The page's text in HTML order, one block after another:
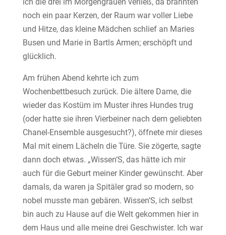
noch ein paar Kerzen, der Raum war voller Liebe
und Hitze, das kleine Mädchen schlief an Maries
Busen und Marie in Bartls Armen; erschöpft und
glücklich.
Am frühen Abend kehrte ich zum
Wochenbettbesuch zurück. Die ältere Dame, die
wieder das Kostüm im Muster ihres Hundes trug
(oder hatte sie ihren Vierbeiner nach dem geliebten
Chanel-Ensemble ausgesucht?), öffnete mir dieses
Mal mit einem Lächeln die Türe. Sie zögerte, sagte
dann doch etwas. „Wissen‘S, das hätte ich mir
auch für die Geburt meiner Kinder gewünscht. Aber
damals, da waren ja Spitäler grad so modern, so
nobel musste man gebären. Wissen‘S, ich selbst
bin auch zu Hause auf die Welt gekommen hier in
dem Haus und alle meine drei Geschwister. Ich war